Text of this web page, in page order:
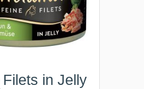
Filets in Jelly